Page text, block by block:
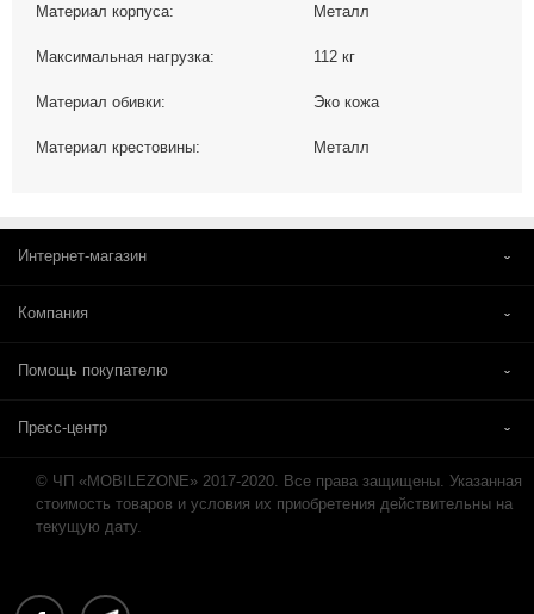
Материал корпуса: Металл
Максимальная нагрузка: 112 кг
Материал обивки: Эко кожа
Материал крестовины: Металл
Интернет-магазин
Компания
Помощь покупателю
Пресс-центр
© ЧП «MOBILEZONE» 2017-2020. Все права защищены. Указанная
стоимость товаров и условия их приобретения действительны на
текущую дату.